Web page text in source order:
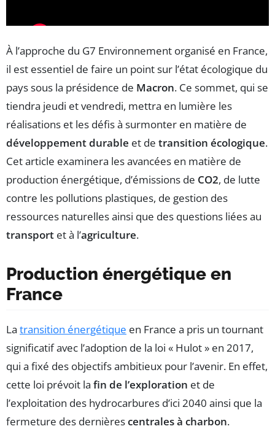
À l’approche du G7 Environnement organisé en France,
il est essentiel de faire un point sur l’état écologique du
pays sous la présidence de Macron. Ce sommet, qui se
tiendra jeudi et vendredi, mettra en lumière les
réalisations et les défis à surmonter en matière de
développement durable et de transition écologique.
Cet article examinera les avancées en matière de
production énergétique, d’émissions de CO2, de lutte
contre les pollutions plastiques, de gestion des
ressources naturelles ainsi que des questions liées au
transport et à l’agriculture.
Production énergétique en
France
La transition énergétique en France a pris un tournant
significatif avec l’adoption de la loi « Hulot » en 2017,
qui a fixé des objectifs ambitieux pour l’avenir. En effet,
cette loi prévoit la fin de l’exploration et de
l’exploitation des hydrocarbures d’ici 2040 ainsi que la
fermeture des dernièrescentrales à charbon.